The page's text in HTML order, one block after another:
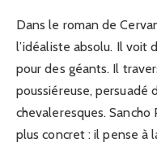
Dans le roman de
l’idéaliste absolu. Il voit
pour des géants. Il
poussiéreuse, persuadé
chevaleresques. Sancho
plus concret : il pense à